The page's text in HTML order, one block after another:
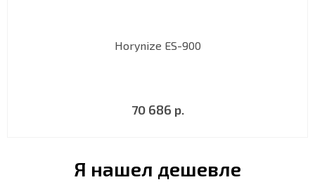
Horynize ES-900
70 686 р.
Я нашел дешевле